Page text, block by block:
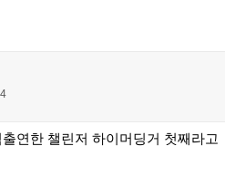
연한 챌린저 하이머딩거 첫째라고